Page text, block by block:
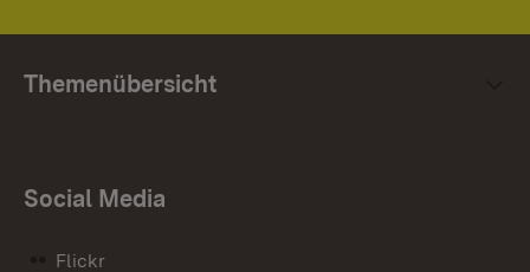
Themenübersicht
Social Media
Flickr